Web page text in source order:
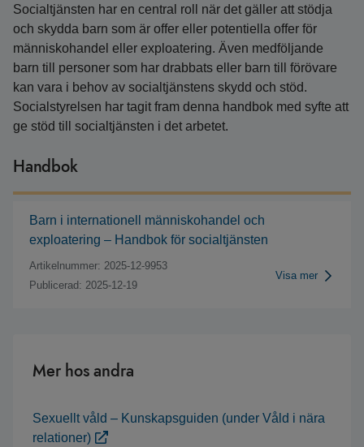
Socialtjänsten har en central roll när det gäller att stödja
och skydda barn som är offer eller potentiella offer för
människohandel eller exploatering. Även medföljande
barn till personer som har drabbats eller barn till förövare
kan vara i behov av socialtjänstens skydd och stöd.
Socialstyrelsen har tagit fram denna handbok med syfte att
ge stöd till socialtjänsten i det arbetet.
Handbok
Barn i internationell människohandel och
exploatering – Handbok för socialtjänsten
Artikelnummer: 2025-12-9953
Publicerad: 2025-12-19
Visa mer
Mer hos andra
Sexuellt våld – Kunskapsguiden (under Våld i nära
relationer)